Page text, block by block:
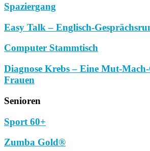
Spaziergang
Easy Talk – Englisch-
Computer Stammtisch
Diagnose Krebs – Eine Mut-
Frauen
Senioren
Sport 60+
Zumba Gold®